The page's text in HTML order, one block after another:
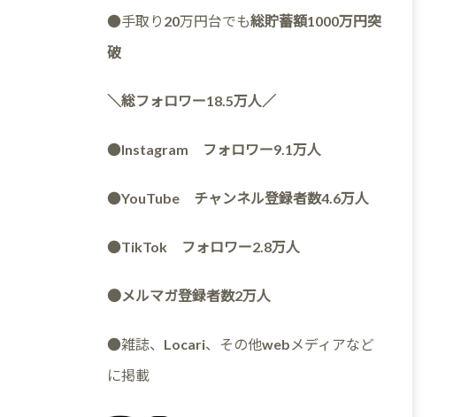
●手取り20万円台でも総貯蓄額1000万円突
破
＼総フォロワー18.5万人／
●Instagram フォロワー9.1万人
●YouTube チャンネル登録者数4.6万人
●TikTok フォロワー2.8万人
●メルマガ登録者数2万人
●雑誌、Locari、その他webメディアなど
に掲載